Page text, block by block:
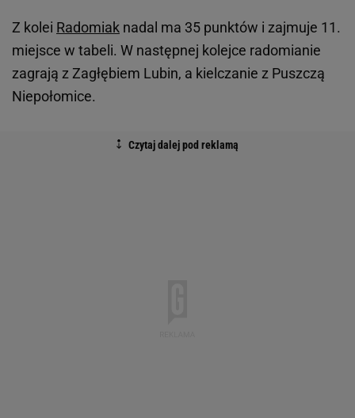
Z kolei Radomiak nadal ma 35 punktów i zajmuje 11.
miejsce w tabeli. W następnej kolejce radomianie
zagrają z Zagłębiem Lubin, a kielczanie z Puszczą
Niepołomice.